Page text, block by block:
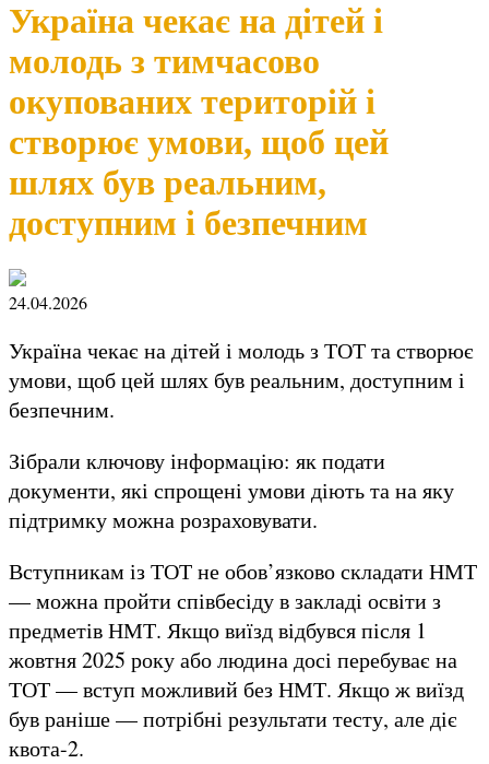
Україна чекає на дітей і
молодь з тимчасово
окупованих територій і
створює умови, щоб цей
шлях був реальним,
доступним і безпечним
24.04.2026
Україна чекає на дітей і молодь з ТОТ та створює
умови, щоб цей шлях був реальним, доступним і
безпечним.
Зібрали ключову інформацію: як подати
документи, які спрощені умови діють та на яку
підтримку можна розраховувати.
Вступникам із ТОТ не обов’язково складати НМТ
— можна пройти співбесіду в закладі освіти з
предметів НМТ. Якщо виїзд відбувся після 1
жовтня 2025 року або людина досі перебуває на
ТОТ — вступ можливий без НМТ. Якщо ж виїзд
був раніше — потрібні результати тесту, але діє
квота-2.